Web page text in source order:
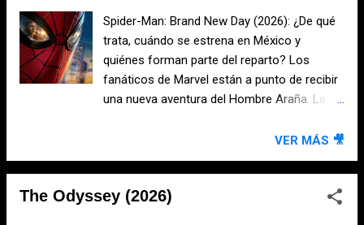
enfrentando temperaturas extremas, deberá
utilizar toda su experiencia para mantenerse
con vida. Su único compañero será Odin , un
perro militar que también logra sobrevivir al
accidente. Juntos recorrerán un territorio
relación basada en la confianza, la lealtad y
estrena? La película El corazón de la bes...
Spider-Man: Brand New Day (2026): ¿De qué
trata, cuándo se estrena en México y
quiénes forman parte del reparto? Los
fanáticos de Marvel están a punto de recibir
una nueva aventura del Hombre Araña. La
el regreso de Peter Parker al Universo
Cinematográfico de Marvel después de los
acontecimientos de Spider-Man: No Way
Home , donde el mundo entero olvidó su
VER MÁS 🎥
The Odyssey (2026)